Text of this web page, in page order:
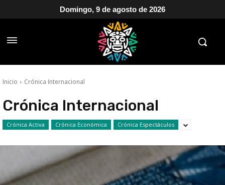
Domingo, 9 de agosto de 2026
Inicio Crónica Internacional
Crónica Internacional
Crónica Activa Crónica Económica Crónica Espectáculos